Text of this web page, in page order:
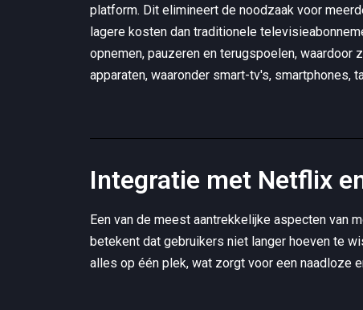
platform. Dit elimineert de noodzaak voor
lagere kosten dan traditionele
opnemen, pauzeren en terugspoelen,
apparaten, waaronder smart-tv's, smartphones,
Integratie met Netflix
Een van de meest aantrekkelijke aspecten van
betekent dat gebruikers niet langer hoeven te
alles op één plek, wat zorgt voor een naadloze